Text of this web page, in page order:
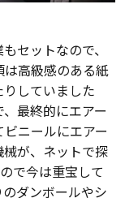
セットなので、
高級感のある紙
していました
最終的にエアー
ニールにエアー
が、ネットで探
で今は重宝して
ダンボールやシ